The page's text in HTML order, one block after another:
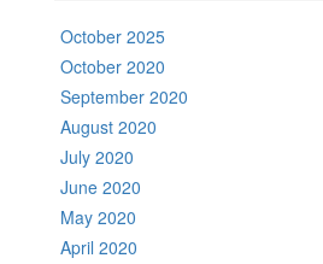
October 2025
October 2020
September 2020
August 2020
July 2020
June 2020
May 2020
April 2020